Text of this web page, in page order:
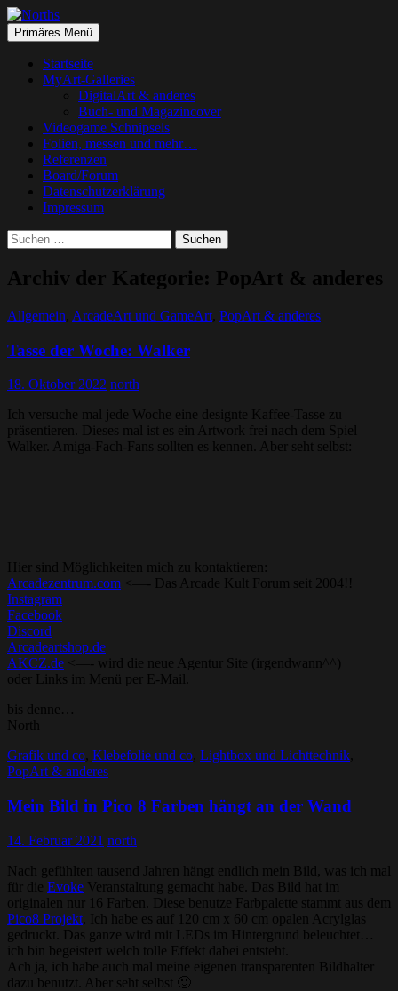
Norths
Suchen
Primäres Menü Springe
zum
Startseite
MyArt-Galleries
DigitalArt & anderes
Buch- und Magazincover
Videogame Schnipsels
Folien, messen und mehr…
Referenzen
Board/Forum
Datenschutzerklärung
Impressum
Suchen
nach:
Archiv der Kategorie: PopArt & anderes
Allgemein ArcadeArt und GameArt PopArt & anderes
Tasse der Woche: Walker
18. Oktober 2022 north
Ich versuche mal jede Woche eine designte Kaffee-Tasse zu
präsentieren. Dieses mal ist es ein Artwork frei nach dem Spiel
Walker. Amiga-Fach-Fans sollten es kennen. Aber seht selbst:
Hier sind Möglichkeiten mich zu kontaktieren:
Arcadezentrum.com <—- Das Arcade Kult Forum seit 2004!!
Instagram
Facebook
Discord
Arcadeartshop.de
AKCZ.de <—- wird die neue Agentur Site (irgendwann^^)
oder Links im Menü per E-Mail.
bis denne…
North
Grafik und co Klebefolie und co Lightbox und Lichttechnik
PopArt & anderes
Mein Bild in Pico 8 Farben hängt an der Wand
14. Februar 2021 north
Nach gefühlten tausend Jahren hängt endlich mein Bild, was ich mal
für die Evoke Veranstaltung gemacht habe. Das Bild hat im
originalen nur 16 Farben. Diese benutze Farbpalette stammt aus dem
Pico8 Projekt . Ich habe es auf 120 cm x 60 cm opalen Acrylglas
gedruckt. Das ganze wird mit LEDs im Hintergrund beleuchtet…
ich bin begeistert welch tolle Effekt dabei entsteht.
Ach ja, ich habe auch mal meine eigenen transparenten Bildhalter
dazu benutzt. Aber seht selbst 🙂